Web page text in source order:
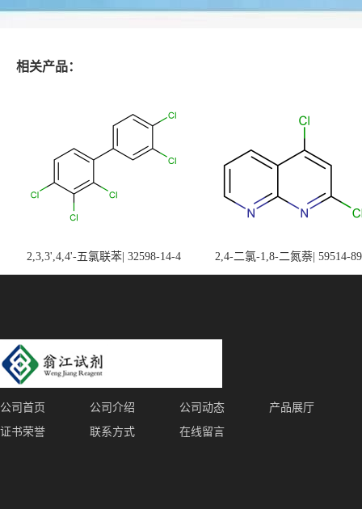
相关产品：
2,3,3',4,4'-五氯联苯| 32598-14-4 2,4-二氯-1,8-二氮萘| 59514-
公司首页 公司介绍 公司动态
产品展厅
证书荣誉
联系方式 在线留言